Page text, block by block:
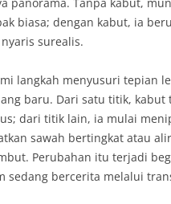
biasa; dengan kabut, ia
surealis.
langkah menyusuri tepian
baru. Dari satu titik, kabut
dari titik lain, ia mulai
sawah bertingkat atau
Perubahan itu terjadi
sedang bercerita melalui